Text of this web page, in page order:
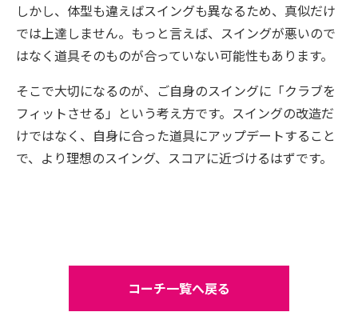
しかし、体型も違えばスイングも異なるため、真似だけ
では上達しません。もっと言えば、スイングが悪いので
はなく道具そのものが合っていない可能性もあります。
そこで大切になるのが、ご自身のスイングに「クラブを
フィットさせる」という考え方です。スイングの改造だ
けではなく、自身に合った道具にアップデートすること
で、より理想のスイング、スコアに近づけるはずです。
コーチ一覧へ戻る